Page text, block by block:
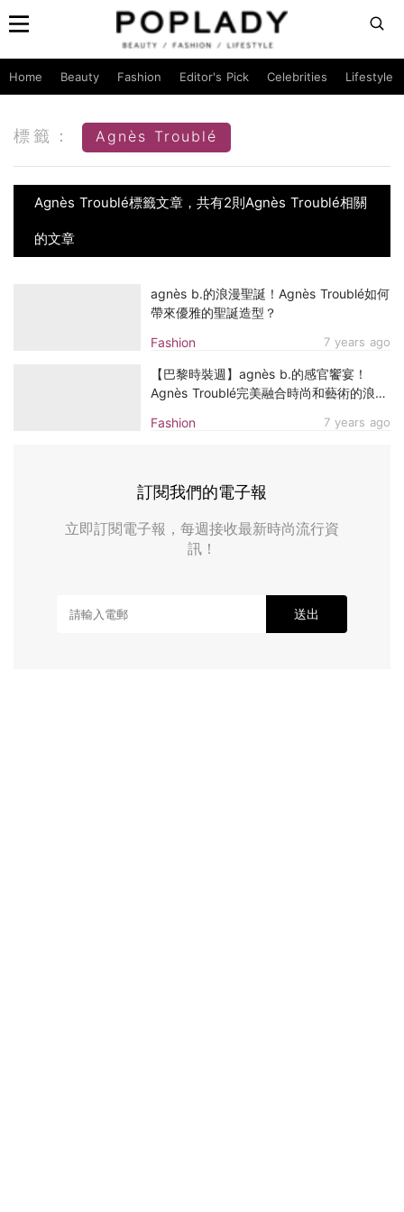
Home Beauty Fashion Editor's Pick Celebrities Lifestyle
標籤： Agnès Troublé
Agnès Troublé標籤文章，共有2則Agnès Troublé相關
的文章
Fashion 7 years ago
agnès b.的浪漫聖誕！Agnès Troublé如何
帶來優雅的聖誕造型？
Fashion 7 years ago
【巴黎時裝週】agnès b.的感官饗宴！
Agnès Troublé完美融合時尚和藝術的浪漫
訂閱我們的電子報
立即訂閱電子報，每週接收最新時尚流行資
訊！
送出